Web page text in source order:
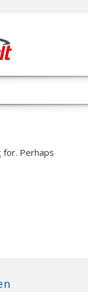
for. Perhaps